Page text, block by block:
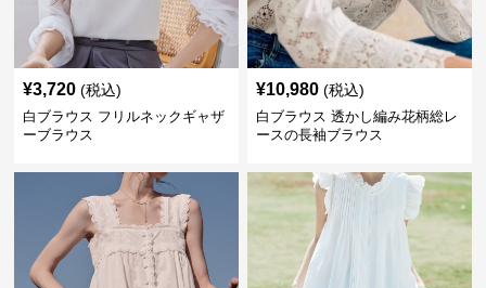
¥3,720 (税込)
白ブラウス フリルネックギャザ
ーブラウス
¥10,980 (税込)
白ブラウス 透かし編み花柄総レ
ースの長袖ブラウス